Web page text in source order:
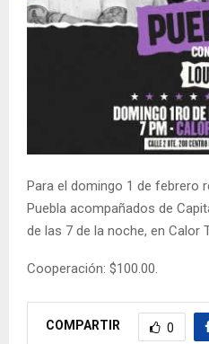
Para el domingo 1 de febrero
Puebla acompañados de
de las 7 de la noche, en Calor
Cooperación: $100.00.
COMPARTIR 0